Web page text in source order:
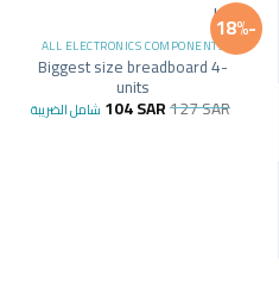
-18%
ALL ELECTRONICS COMPONENTS
Biggest size breadboard 4-
units
127SAR
104SAR شامل الضريبة